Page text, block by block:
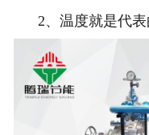
2、温度就是代表